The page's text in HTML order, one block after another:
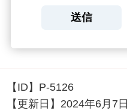
【ID】 P-5126
【更新日】 2024年6月7日